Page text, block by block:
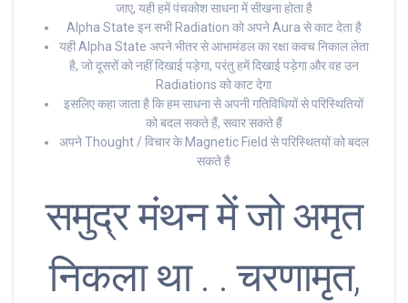
जाए, यही हमें पंचकोश साधना में सीखना होता है
Alpha State इन सभी Radiation को अपने Aura से काट देता है
यही Alpha State अपने भीतर से आभामंडल का रक्षा कवच निकाल लेता
है, जो दूसरों को नहीं दिखाई पड़ेगा, परंतु हमें दिखाई पड़ेगा और वह उन
Radiations को काट देगा
इसलिए कहा जाता है कि हम साधना से अपनी गतिविधियों से परिस्थितियों
को बदल सकते हैं, सवार सकते हैं
अपने Thought / विचार के Magnetic Field से परिस्थितयों को बदल
सकते है
समुद्र मंथन में जो अमृत
निकला था . . चरणामृत,